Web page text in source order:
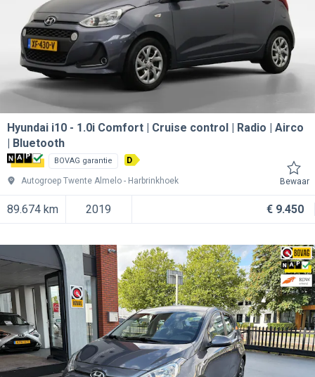
Hyundai i10
1.0i Comfort | Cruise control | Radio | Airco
| Bluetooth
BOVAG garantie D
Autogroep Twente Almelo Harbrinkhoek Bewaar
89.674 km 2019 € 9.450